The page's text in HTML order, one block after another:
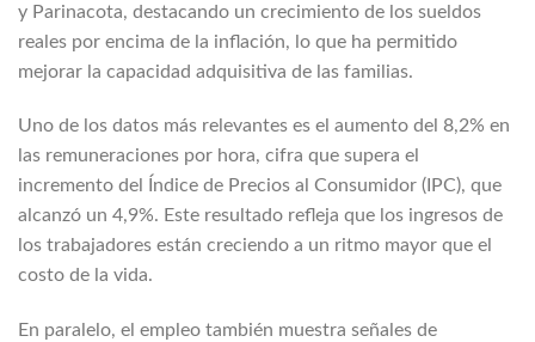
y Parinacota, destacando un crecimiento de los sueldos
reales por encima de la inflación, lo que ha permitido
mejorar la capacidad adquisitiva de las familias.
Uno de los datos más relevantes es el aumento del 8,2% en
las remuneraciones por hora, cifra que supera el
incremento del Índice de Precios al Consumidor (IPC), que
alcanzó un 4,9%. Este resultado refleja que los ingresos de
los trabajadores están creciendo a un ritmo mayor que el
costo de la vida.
En paralelo, el empleo también muestra señales de